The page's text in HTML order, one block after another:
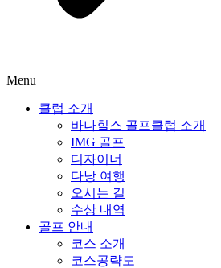
Menu
클럽 소개
바나힐스 골프클럽 소개
IMG 골프
디자이너
다낭 여행
오시는 길
수상 내역
골프 안내
코스 소개
코스공략도